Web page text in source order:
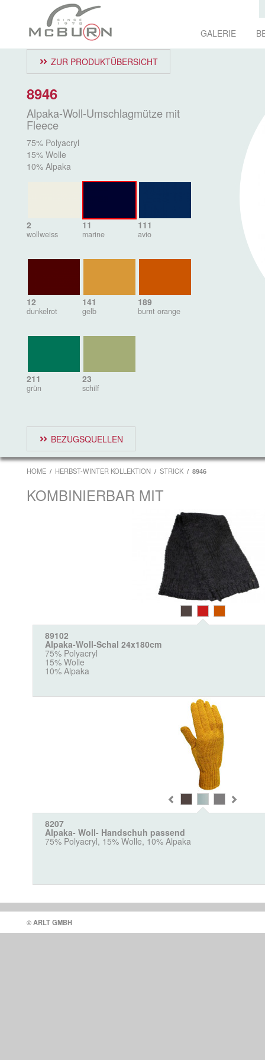
GALERIE
ZUR PRODUKTÜBERSICHT
8946
Alpaka-Woll-Umschlagmütze mit
Fleece
75% Polyacryl
15% Wolle
10% Alpaka
2
wollweiss
11
marine
111
avio
12
dunkelrot
141
gelb
189
burnt orange
211
grün
23
schilf
BEZUGSQUELLEN
HOME HERBST-WINTER KOLLEKTION STRICK 8946
KOMBINIERBAR MIT
89102
Alpaka-Woll-Schal 24x180cm
75% Polyacryl
15% Wolle
10% Alpaka
8207
Alpaka- Woll- Handschuh passend
75% Polyacryl, 15% Wolle, 10% Alpaka
© ARLT GMBH